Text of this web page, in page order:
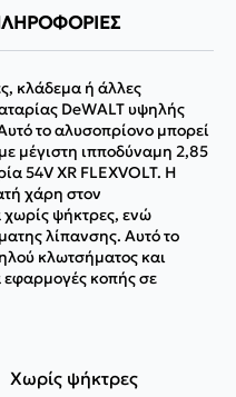
κλάδεμα ή άλλες
DeWALT υψηλής
το αλυσοπρίονο μπορεί
μέγιστη ιπποδύναμη 2,85
54V XR FLEXVOLT. Η
χάρη στον
χωρίς ψήκτρες, ενώ
λίπανσης. Αυτό το
κλωτσήματος και
εφαρμογές κοπής σε
Χωρίς ψήκτρες